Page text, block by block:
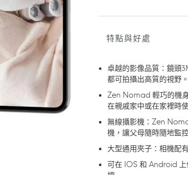
的
物
特點與好處
卓越的影像品質：鏡頭
都可拍攝出高質的視野。
Zen Nomad 輕巧的機
在親戚家中或在家裡時
無線攝影機：Zen
機，讓父母隨時隨地監
大型通用夾子：相機配
可在 IOS 和 Android 上